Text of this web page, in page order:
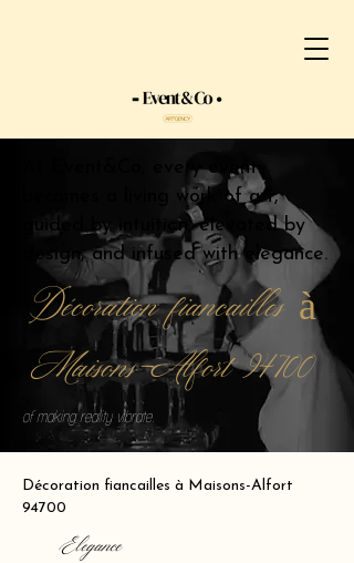
At Event&Co, every event
becomes a living work of art,
guided by intuition, elevated by
design, and infused with elegance.
Décoration fiancailles à
Maisons-Alfort 94700
of making reality vibrate.
Décoration fiancailles à Maisons-Alfort
94700
Elegance